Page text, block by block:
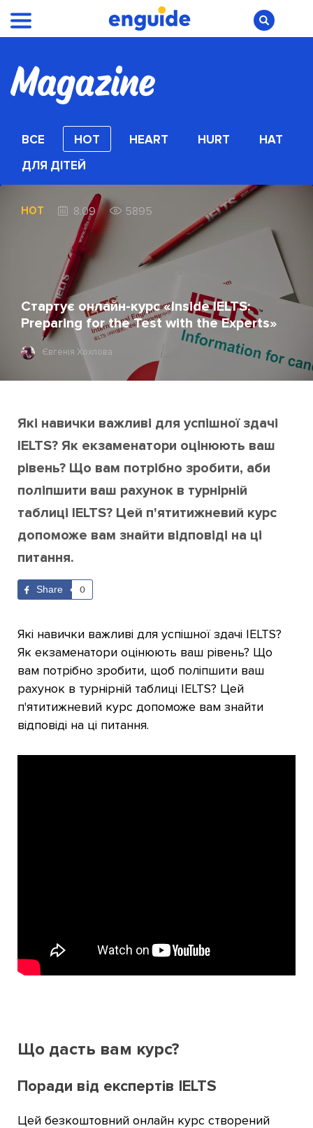
ВСЕ HOT HEART HURT
HAT
ДЛЯ ДІТЕЙ
HOT 8.09 5895
Стартує онлайн-курс «Inside IELTS:
Preparing for the Test with the Experts»
Євгенія Хохлова
Які навички важливі для успішної здачі
IELTS? Як екзаменатори оцінюють ваш
рівень? Що вам потрібно зробити, аби
поліпшити ваш рахунок в турнірній
таблиці IELTS? Цей п'ятитижневий курс
допоможе вам знайти відповіді на ці
питання.
Share 0
Які навички важливі для успішної здачі IELTS?
Як екзаменатори оцінюють ваш рівень? Що
вам потрібно зробити, щоб поліпшити ваш
рахунок в турнірній таблиці IELTS? Цей
п'ятитижневий курс допоможе вам знайти
відповіді на ці питання.
Що дасть вам курс?
Поради від експертів IELTS
Цей безкоштовний онлайн курс створений